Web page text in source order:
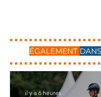
ÉGALEMENT
il y a 6 heures